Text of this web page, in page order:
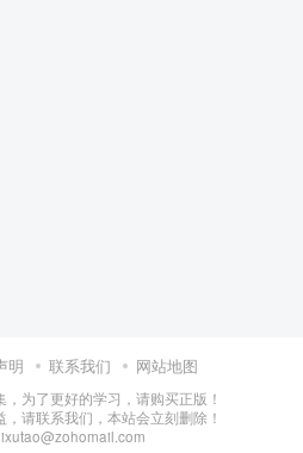
明 联系我们 网站地图
为了更好的学习，请购买正版！
请联系我们，本站会立刻删除！